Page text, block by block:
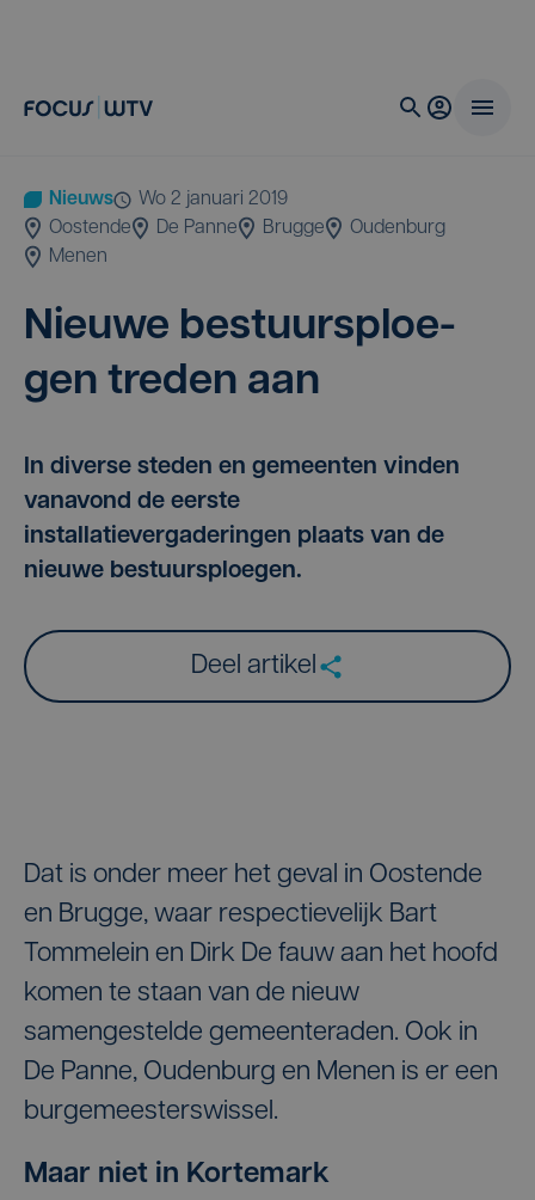
Nieuws
wo 2 januari 2019
Oostende
De Panne Brugge
Oudenburg
Menen
Nieu­we bestuurs­ploe­
gen tre­den aan
In diverse steden en gemeenten vinden
vanavond de eerste
installatievergaderingen plaats van de
nieuwe bestuursploegen.
Deel artikel
Dat is onder meer het geval in Oostende
en Brugge, waar respectievelijk Bart
Tommelein en Dirk De fauw aan het hoofd
komen te staan van de nieuw
samengestelde gemeenteraden. Ook in
De Panne, Oudenburg en Menen is er een
burgemeesterswissel.
Maar niet in Kortemark